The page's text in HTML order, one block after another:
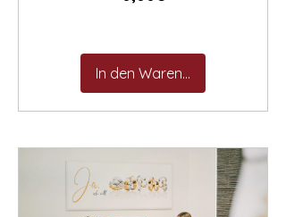
In den Warenkorb